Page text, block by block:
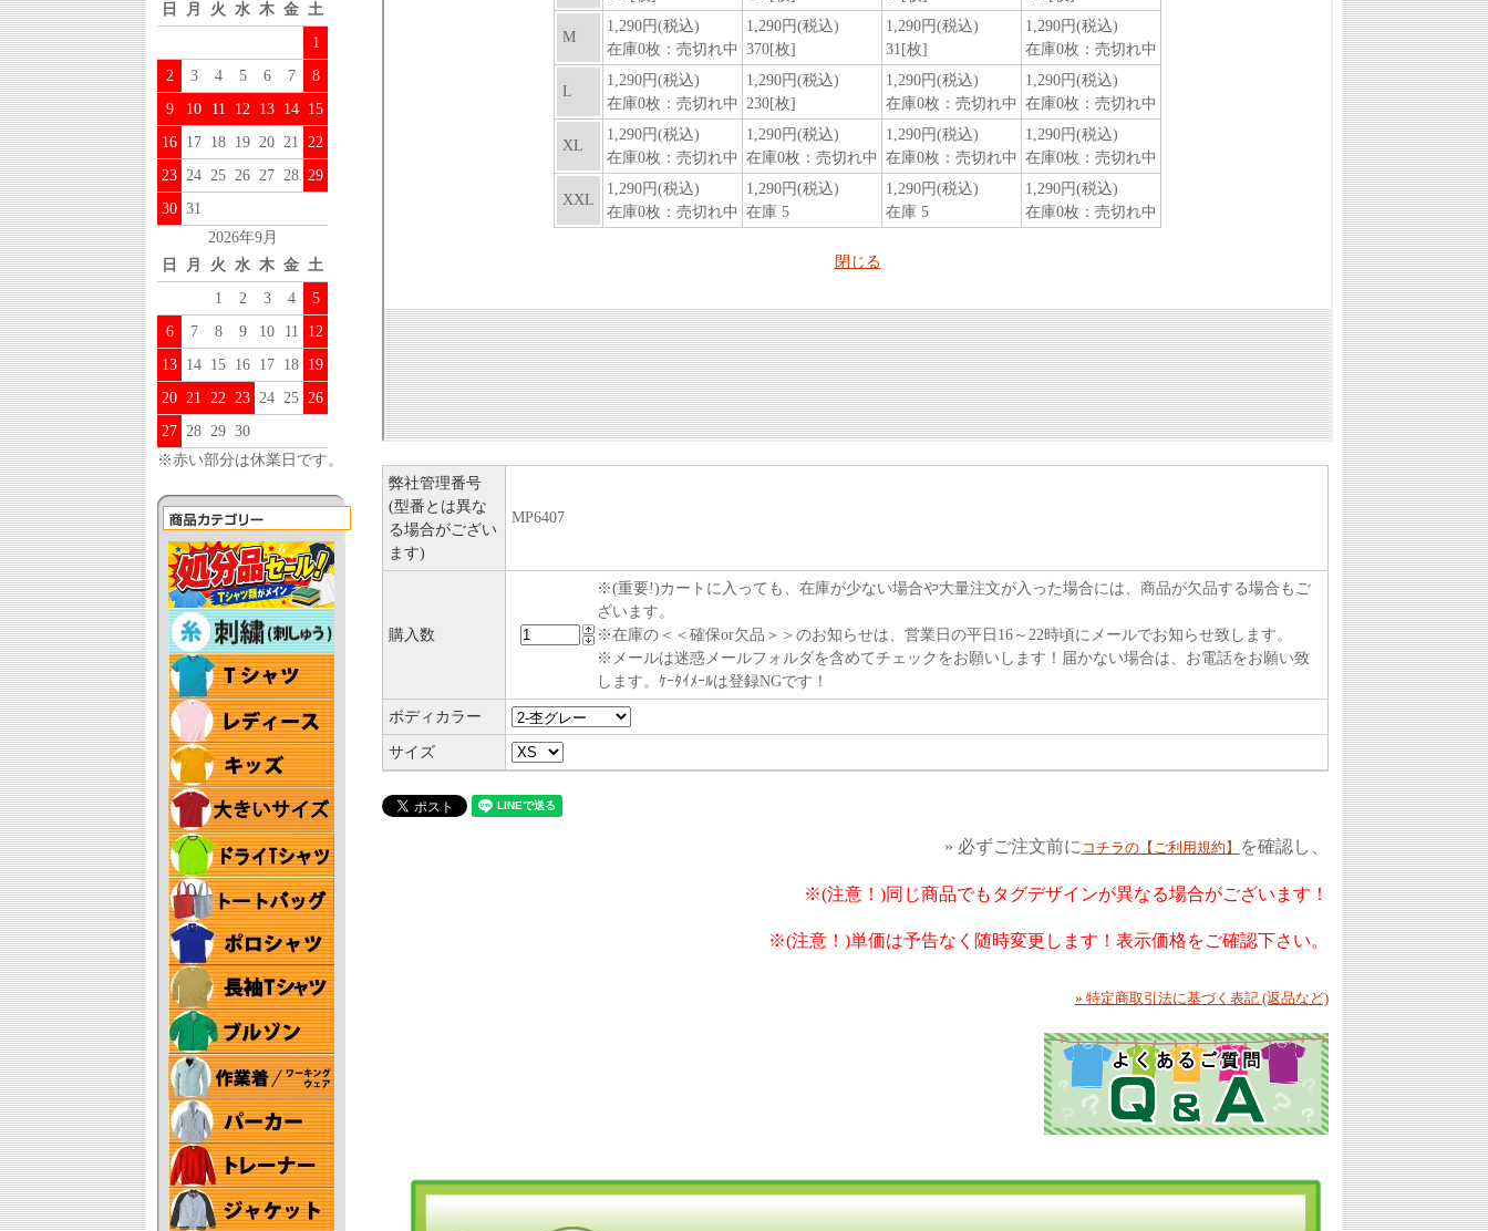
日
月 火 水 木 金 土
1
2
3 4 5 6 7
8
9
10 11 12 13 14 15
16 17 18 19 20 21 22
23 24 25 26 27 28 29
30 31
2026年9月
日
月 火 水 木 金 土
1
2 3 4
5
6
7 8 9 10 11
12
13 14 15 16 17 18 19
20 21 22 23 24 25 26
27 28 29 30
※赤い部分は休業日です。
弊社管理番号
(型番とは異な
る場合がござい
ます)
MP6407
購入数
※(重要!)カートに入っても、在庫が少ない場合や大量注文が入った場合には、商品が欠品する場合もご
ざいます。
※在庫の＜＜確保or欠品＞＞のお知らせは、営業日の平日16～22時頃にメールでお知らせ致します。
※メールは迷惑メールフォルダを含めてチェックをお願いします！届かない場合は、お電話をお願い致
します。ｹｰﾀｲﾒｰﾙは登録NGです！
ボディカラー
サイズ
» 必ずご注文前に コチラの【ご利用規約】 を確認し、
※(注意！)同じ商品でもタグデザインが異なる場合がございます！
※(注意！)単価は予告なく随時変更します！表示価格をご確認下さい。
» 特定商取引法に基づく表記 (返品など)